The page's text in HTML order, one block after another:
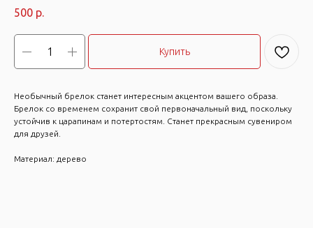
500 р.
Купить
Необычный брелок станет интересным акцентом вашего образа.
Брелок со временем сохранит свой первоначальный вид, поскольку
устойчив к царапинам и потертостям. Станет прекрасным сувениром
для друзей.
Материал: дерево